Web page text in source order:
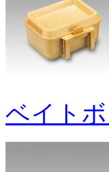
ベイト